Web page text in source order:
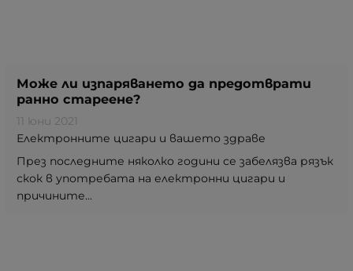
Може ли изпаряването да предотврати
ранно стареене?
11 юни 2021
Електронните цигари и вашето здраве
През последните няколко години се забелязва рязък
скок в употребата на електронни цигари и
причините...